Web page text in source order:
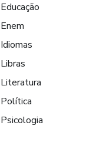
Educação
Enem
Idiomas
Libras
Literatura
Política
Psicologia